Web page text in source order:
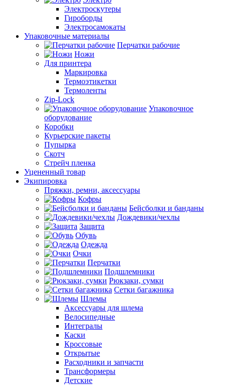
Электроскутеры
Гироборды
Электросамокаты
Упаковочные материалы
Перчатки рабочие
Ножи
Для принтера
Маркировка
Термоэтикетки
Термоленты
Zip-Lock
Упаковочное
оборудование
Коробки
Курьерские пакеты
Пупырка
Скотч
Стрейч пленка
Уцененный товар
Экипировка
Пряжки, ремни, аксессуары
Кофры
Бейсболки и банданы
Дождевики/чехлы
Защита
Обувь
Одежда
Очки
Перчатки
Подшлемники
Рюкзаки, сумки
Сетки багажника
Шлемы
Аксессуары для шлема
Велосипедные
Интегралы
Каски
Кроссовые
Открытые
Расходники и запчасти
Трансформеры
Детские